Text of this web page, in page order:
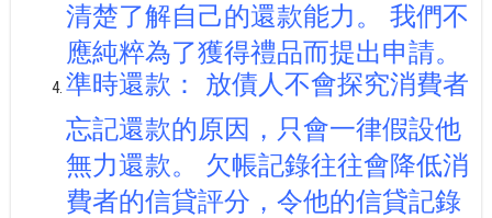
清楚了解自己的還款能力。 我們不
應純粹為了獲得禮品而提出申請。
準時還款： 放債人不會探究消費者
忘記還款的原因，只會一律假設他
無力還款。 欠帳記錄往往會降低消
費者的信貸評分，令他的信貸記錄